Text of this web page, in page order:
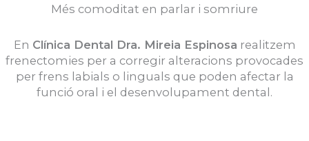
Més comoditat en parlar i somriure
En Clínica Dental Dra. Mireia Espinosa realitzem
frenectomies per a corregir alteracions provocades
per frens labials o linguals que poden afectar la
funció oral i el desenvolupament dental.